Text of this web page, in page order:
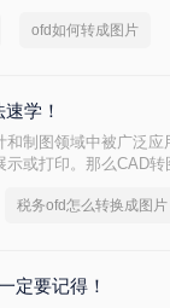
ofd如何转成图片
学！
制图领域中被广泛
或打印。那么CAD
税务ofd怎么转换成图片
定要记得！